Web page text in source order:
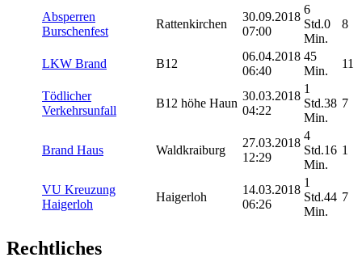
Absperren
Burschenfest
Rattenkirchen
30.09.2018
07:00
6
Std.0
Min.
8
LKW Brand B12
06.04.2018
06:40
45
Min.
11
Tödlicher
Verkehrsunfall
B12 höhe Haun
30.03.2018
04:22
1
Std.38
Min.
7
Brand Haus Waldkraiburg
27.03.2018
12:29
4
Std.16
Min.
1
VU Kreuzung
Haigerloh
Haigerloh
14.03.2018
06:26
1
Std.44
Min.
7
Rechtliches